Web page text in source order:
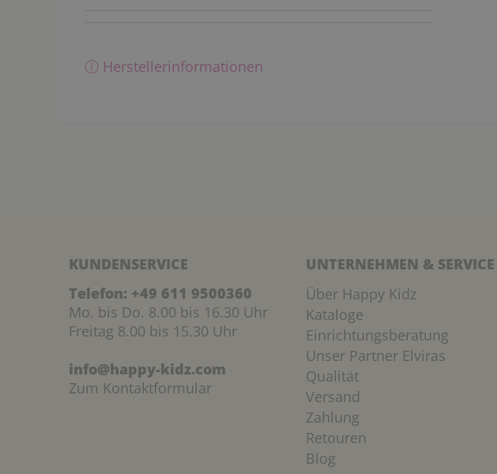
ⓘ Herstellerinformationen
KUNDENSERVICE
Telefon: +49 611 9500360
Mo. bis Do. 8.00 bis 16.30 Uhr
Freitag 8.00 bis 15.30 Uhr
info@happy-kidz.com
Zum Kontaktformular
UNTERNEHMEN & SERVICE
Über Happy Kidz
Kataloge
Einrichtungsberatung
Unser Partner Elviras
Qualität
Versand
Zahlung
Retouren
Blog